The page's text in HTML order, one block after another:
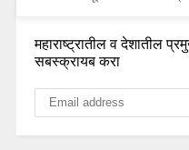
महाराष्ट्रातील व देशातील
सबस्क्रायब करा